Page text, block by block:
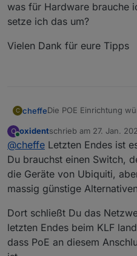
was für Hardware brauche
setze ich das um?
Vielen Dank für eure Tipps
C cheffeDie POE Einrichtung
dass sowas
was für Hardware
wie setze ich das um?
Vielen Dank für eure
O
Online
oxidentschrieb am 27. Jan.
zuletzt editiert von
@cheffe Letzten Endes ist
Du brauchst einen Switch,
die Geräte von Ubiquiti,
massig günstige
Dort schließt Du das
letzten Endes beim KLF
dass PoE an diesem